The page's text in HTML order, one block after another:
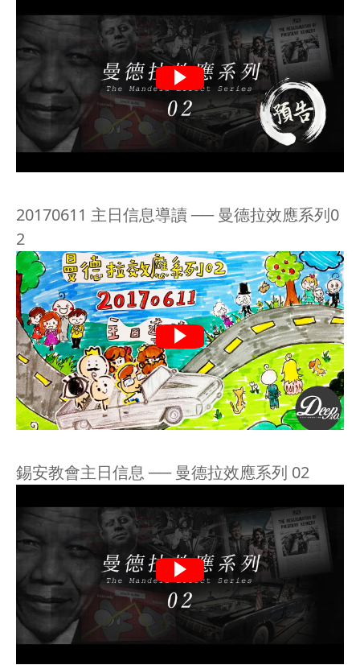
20170611 主日信息導讀 ── 曼德拉效應系列0
2
錫安教會主日信息 ── 曼德拉效應系列 02